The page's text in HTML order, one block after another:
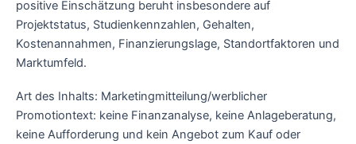
positive Einschätzung beruht insbesondere auf
Projektstatus, Studienkennzahlen, Gehalten,
Kostenannahmen, Finanzierungslage, Standortfaktoren und
Marktumfeld.
Art des Inhalts: Marketingmitteilung/werblicher
Promotiontext: keine Finanzanalyse, keine Anlageberatung,
keine Aufforderung und kein Angebot zum Kauf oder